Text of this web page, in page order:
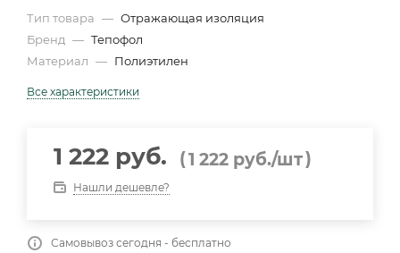
Тип товара — Отражающая изоляция
Бренд — Тепофол
Материал — Полиэтилен
Все характеристики
1 222 руб. (1 222 руб./шт)
Нашли дешевле?
Самовывоз сегодня - бесплатно